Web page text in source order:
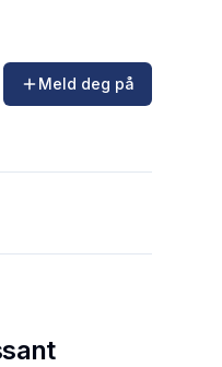
Meld deg på